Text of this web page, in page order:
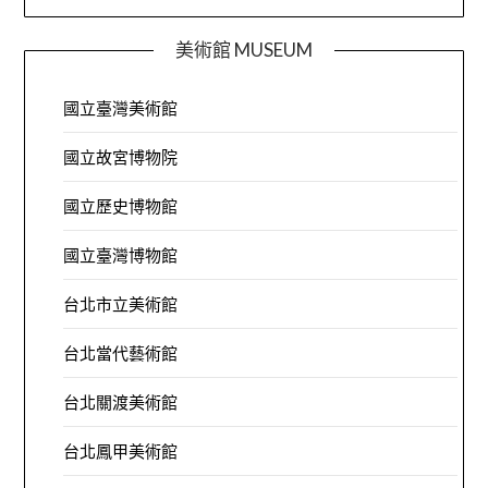
美術館 MUSEUM
國立臺灣美術館
國立故宮博物院
國立歷史博物館
國立臺灣博物館
台北市立美術館
台北當代藝術館
台北關渡美術館
台北鳳甲美術館